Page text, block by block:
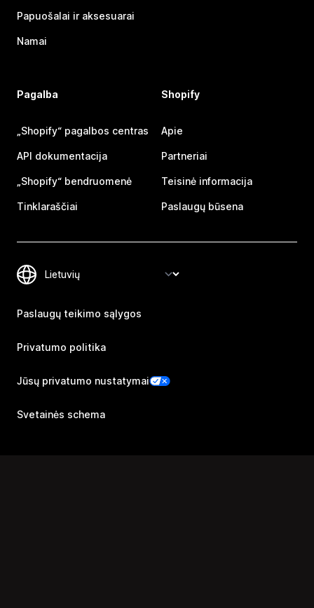
Papuošalai ir aksesuarai
Namai
Pagalba
„Shopify“ pagalbos centras
API dokumentacija
„Shopify“ bendruomenė
Tinklaraščiai
Shopify
Apie
Partneriai
Teisinė informacija
Paslaugų būsena
Paslaugų teikimo sąlygos
Privatumo politika
Jūsų privatumo nustatymai
Svetainės schema